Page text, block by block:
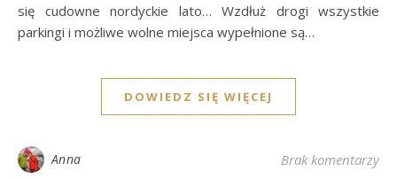
się cudowne nordyckie lato… Wzdłuż drogi wszystkie
parkingi i możliwe wolne miejsca wypełnione są…
DOWIEDZ SIĘ WIĘCEJ
Anna Brak komentarzy